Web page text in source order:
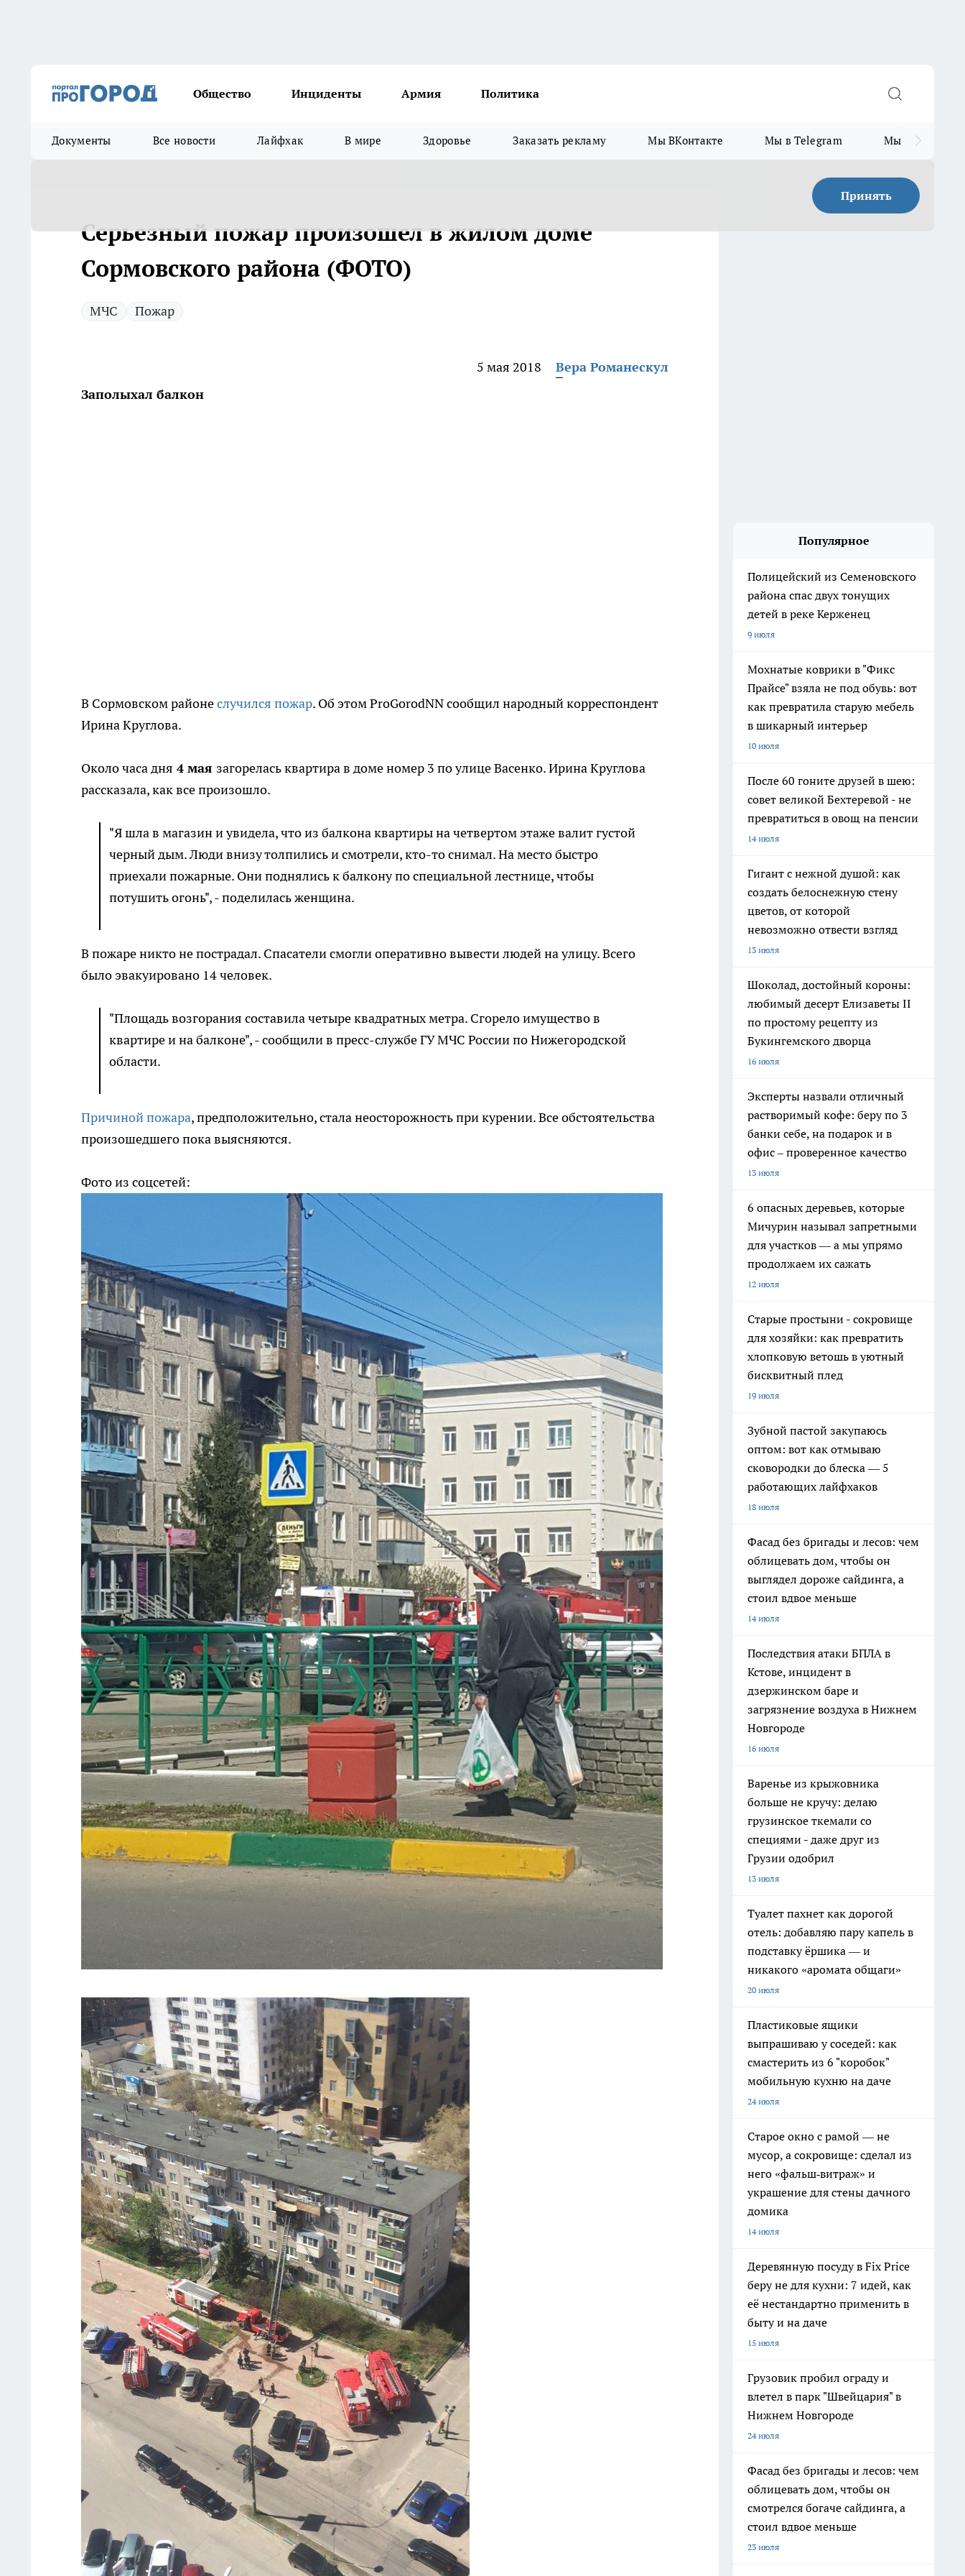
Общество Инциденты Армия Политика
Документы Все новости Лайфхак В мире Здоровье Заказать рекламу Мы ВКонтакте Мы в Telegram Мы в MAX
Принять
Серьезный пожар произошел в жилом доме
Сормовского района (ФОТО)
МЧС Пожар
5 мая 2018
Вера Романескул
Заполыхал балкон
В Сормовском районеслучился пожар. Об этом ProGorodNN сообщил народный корреспондент
Ирина Круглова.
Около часа дня 4 мая загорелась квартира в доме номер 3 по улице Васенко. Ирина Круглова
рассказала, как все произошло.
"Я шла в магазин и увидела, что из балкона квартиры на четвертом этаже валит густой
черный дым. Люди внизу толпились и смотрели, кто-то снимал. На место быстро
приехали пожарные. Они поднялись к балкону по специальной лестнице, чтобы
потушить огонь", - поделилась женщина.
В пожаре никто не пострадал. Спасатели смогли оперативно вывести людей на улицу. Всего
было эвакуировано 14 человек.
"Площадь возгорания составила четыре квадратных метра. Сгорело имущество в
квартире и на балконе", - сообщили в пресс-службе ГУ МЧС России по Нижегородской
области.
Причиной пожара, предположительно, стала неосторожность при курении. Все обстоятельства
произошедшего пока выясняются.
Фото из соцсетей:
Популярное
Полицейский из Семеновского
района спас двух тонущих
детей в реке Керженец
9 июля
Мохнатые коврики в "Фикс
Прайсе" взяла не под обувь: вот
как превратила старую мебель
в шикарный интерьер
10 июля
После 60 гоните друзей в шею:
совет великой Бехтеревой - не
превратиться в овощ на пенсии
14 июля
Гигант с нежной душой: как
создать белоснежную стену
цветов, от которой
невозможно отвести взгляд
13 июля
Шоколад, достойный короны:
любимый десерт Елизаветы II
по простому рецепту из
Букингемского дворца
16 июля
Эксперты назвали отличный
растворимый кофе: беру по 3
банки себе, на подарок и в
офис – проверенное качество
13 июля
6 опасных деревьев, которые
Мичурин называл запретными
для участков — а мы упрямо
продолжаем их сажать
12 июля
Старые простыни - сокровище
для хозяйки: как превратить
хлопковую ветошь в уютный
бисквитный плед
19 июля
Зубной пастой закупаюсь
оптом: вот как отмываю
сковородки до блеска — 5
работающих лайфхаков
18 июля
Фасад без бригады и лесов: чем
облицевать дом, чтобы он
выглядел дороже сайдинга, а
стоил вдвое меньше
14 июля
Последствия атаки БПЛА в
Кстове, инцидент в
дзержинском баре и
загрязнение воздуха в Нижнем
Новгороде
16 июля
Варенье из крыжовника
больше не кручу: делаю
грузинское ткемали со
специями - даже друг из
Грузии одобрил
13 июля
Туалет пахнет как дорогой
отель: добавляю пару капель в
подставку ёршика — и
никакого «аромата общаги»
20 июля
Пластиковые ящики
выпрашиваю у соседей: как
смастерить из 6 "коробок"
мобильную кухню на даче
24 июля
Старое окно с рамой — не
мусор, а сокровище: сделал из
него «фальш‑витраж» и
украшение для стены дачного
домика
14 июля
Деревянную посуду в Fix Price
беру не для кухни: 7 идей, как
её нестандартно применить в
быту и на даче
15 июля
Грузовик пробил ограду и
влетел в парк "Швейцария" в
Нижнем Новгороде
24 июля
Фасад без бригады и лесов: чем
облицевать дом, чтобы он
смотрелся богаче сайдинга, а
стоил вдвое меньше
23 июля